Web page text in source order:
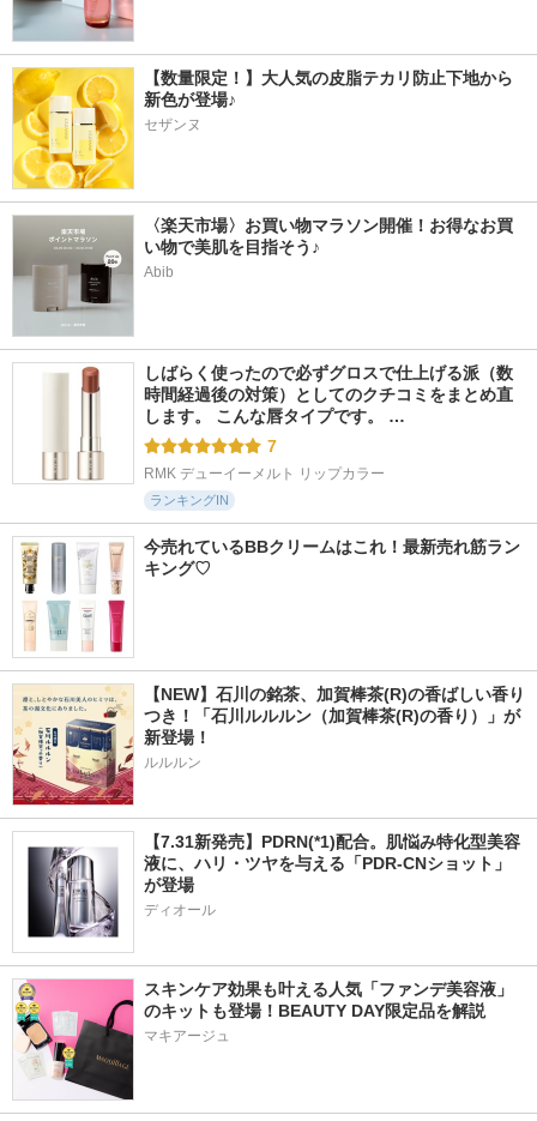
【数量限定！】大人気の皮脂テカリ防止下地から
新色が登場♪
セザンヌ
〈楽天市場〉お買い物マラソン開催！お得なお買
い物で美肌を目指そう♪
Abib
しばらく使ったので必ずグロスで仕上げる派（数
時間経過後の対策）としてのクチコミをまとめ直
します。 こんな唇タイプです。 …
7
RMK デューイーメルト リップカラー
ランキングIN
今売れているBBクリームはこれ！最新売れ筋ラン
キング♡
【NEW】石川の銘茶、加賀棒茶(R)の香ばしい香り
つき！「石川ルルルン（加賀棒茶(R)の香り）」が
新登場！
ルルルン
【7.31新発売】PDRN(*1)配合。肌悩み特化型美容
液に、ハリ・ツヤを与える「PDR-CNショット」
が登場
ディオール
スキンケア効果も叶える人気「ファンデ美容液」
のキットも登場！BEAUTY DAY限定品を解説
マキアージュ